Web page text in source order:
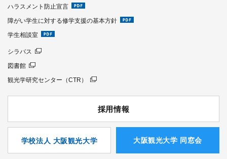
ハラスメント防止宣言
障がい学生に対する修学支援の基本方針
学生相談室
シラバス
図書館
観光学研究センター（CTR）
採用情報
学校法人 大阪観光大学 ⼤阪観光⼤学 同窓会